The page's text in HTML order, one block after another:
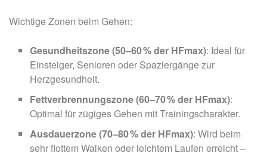
Wichtige Zonen beim Gehen:
Gesundheitszone (50–60 % der HFmax): Ideal für
Einsteiger, Senioren oder Spaziergänge zur
Herzgesundheit.
Fettverbrennungszone (60–70 % der HFmax):
Optimal für zügiges Gehen mit Trainingscharakter.
Ausdauerzone (70–80 % der HFmax): Wird beim
sehr flottem Walken oder leichtem Laufen erreicht –